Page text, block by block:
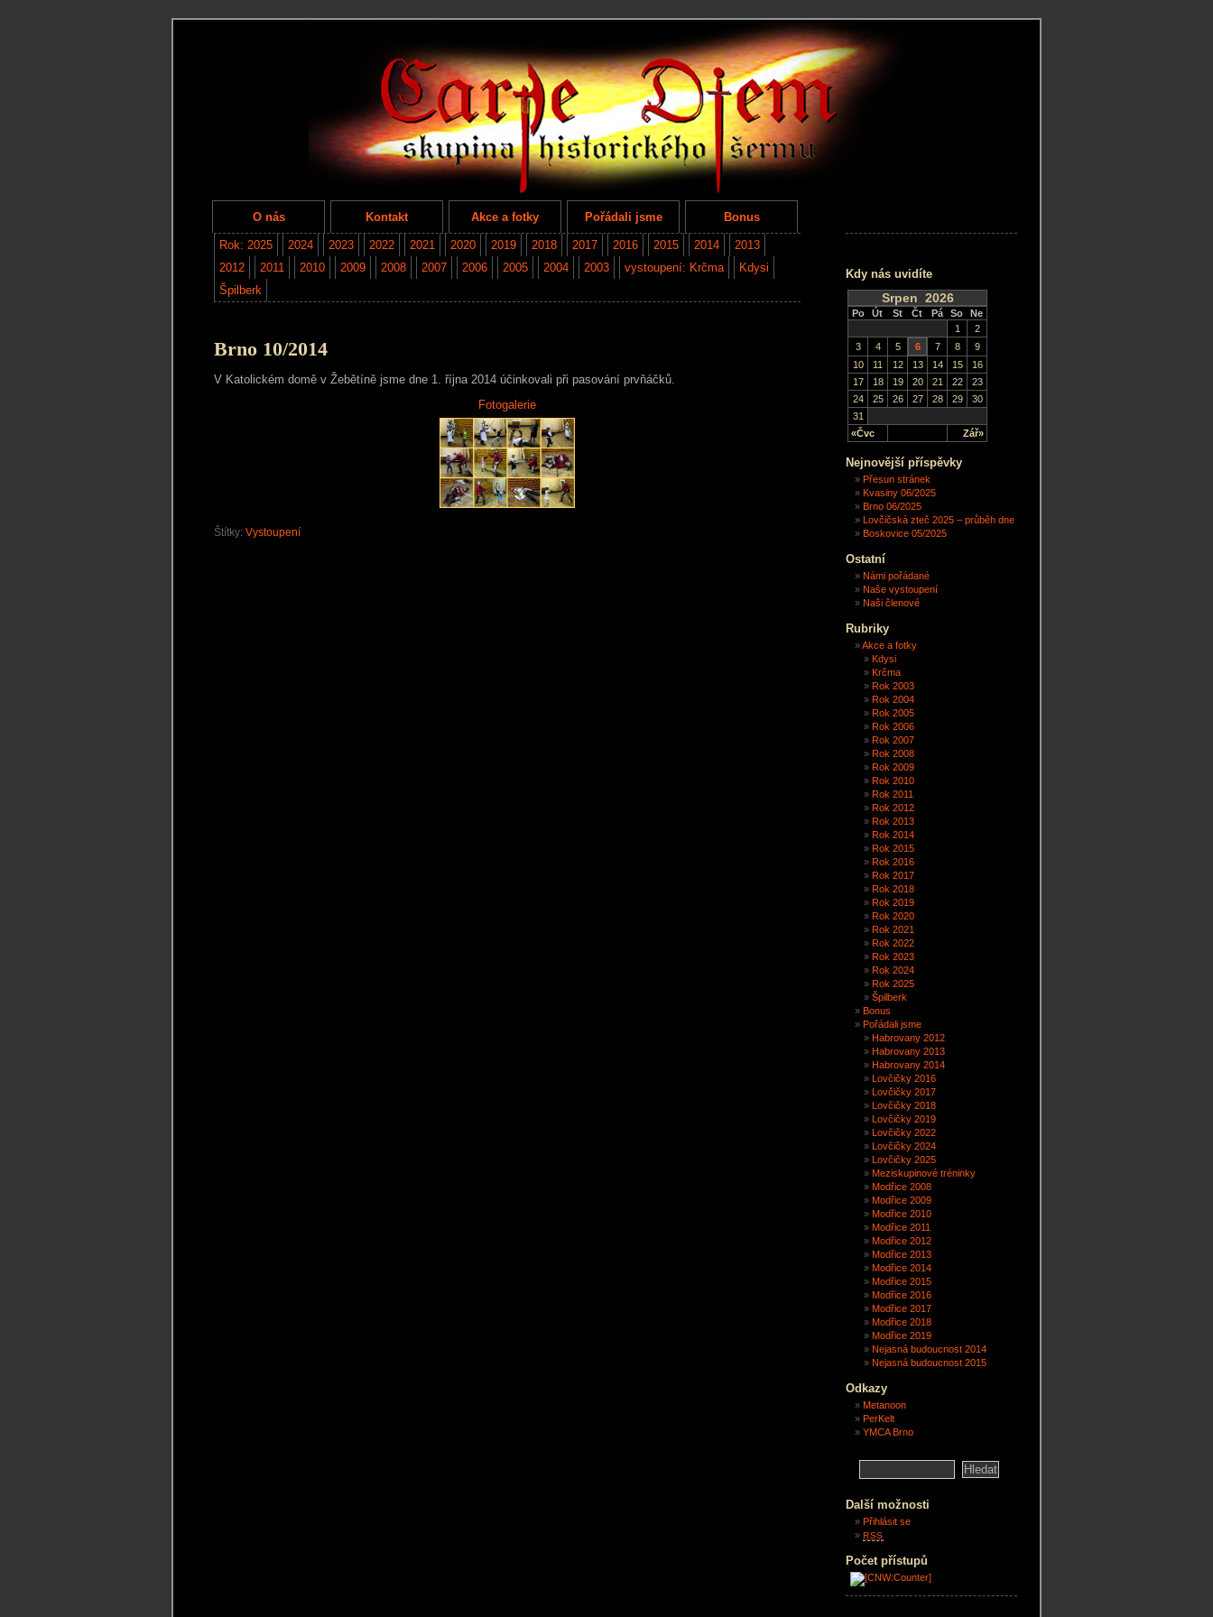
O nás Kontakt Akce a fotky Pořádali jsme Bonus
Rok: 2025 2024 2023 2022 2021 2020 2019 2018 2017 2016 2015 2014
2013
2012
2011 2010 2009 2008 2007 2006 2005 2004 2003 vystoupení: Krčma
Kdysi
Špilberk
Brno 10/2014
V Katolickém domě v Žebětíně jsme dne 1. října 2014 účinkovali při pasování prvňáčků.
Fotogalerie
Štítky: Vystoupení
Kdy nás uvidíte
Srpen 2026
Po Út St Čt Pá So Ne
«Čvc Zář»
1
2
3
4 5 6 7 8
9
10
11 12 13 14 15
16
17
18 19 20 21 22
23
24
25 26 27 28 29
30
31
Nejnovější příspěvky
Přesun stránek
Kvasiny 06/2025
Brno 06/2025
Lovčičská zteč 2025 – průběh dne
Boskovice 05/2025
Ostatní
Námi pořádané
Naše vystoupení
Naši členové
Rubriky
Akce a fotky
Kdysi
Krčma
Rok 2003
Rok 2004
Rok 2005
Rok 2006
Rok 2007
Rok 2008
Rok 2009
Rok 2010
Rok 2011
Rok 2012
Rok 2013
Rok 2014
Rok 2015
Rok 2016
Rok 2017
Rok 2018
Rok 2019
Rok 2020
Rok 2021
Rok 2022
Rok 2023
Rok 2024
Rok 2025
Špilberk
Bonus
Pořádali jsme
Habrovany 2012
Habrovany 2013
Habrovany 2014
Lovčičky 2016
Lovčičky 2017
Lovčičky 2018
Lovčičky 2019
Lovčičky 2022
Lovčičky 2024
Lovčičky 2025
Meziskupinové tréninky
Modřice 2008
Modřice 2009
Modřice 2010
Modřice 2011
Modřice 2012
Modřice 2013
Modřice 2014
Modřice 2015
Modřice 2016
Modřice 2017
Modřice 2018
Modřice 2019
Nejasná budoucnost 2014
Nejasná budoucnost 2015
Odkazy
Metanoon
PerKelt
YMCA Brno
Další možnosti
Přihlásit se
RSS
Počet přístupů